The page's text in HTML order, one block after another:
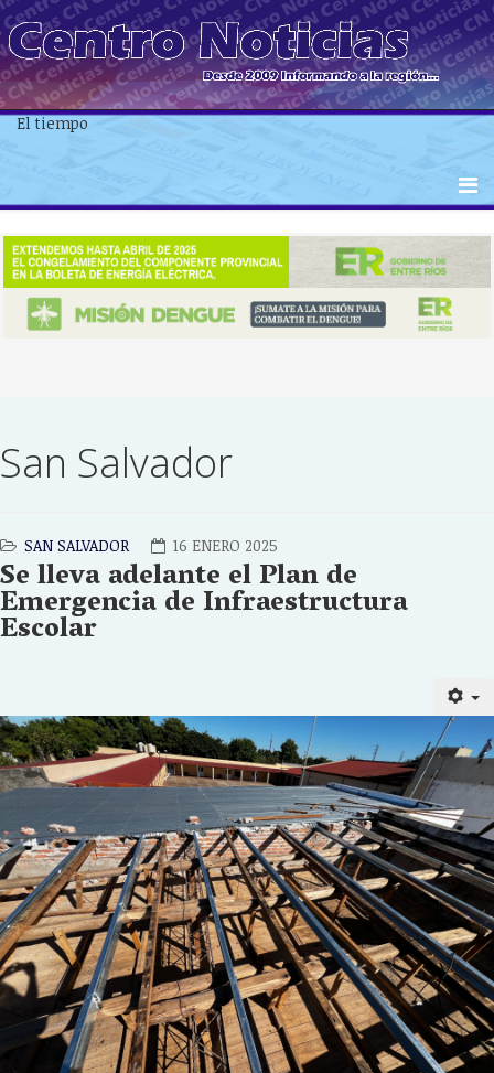
El tiempo
San Salvador
SAN SALVADOR 16 ENERO 2025
Se lleva adelante el Plan de
Emergencia de Infraestructura
Escolar